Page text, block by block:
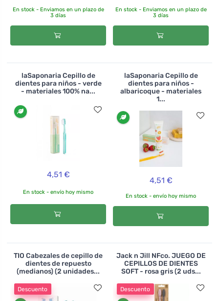
En stock - Enviamos en un plazo de
3 días
En stock - Enviamos en un plazo de
3 días
laSaponaria Cepillo de
dientes para niños - verde
- materiales 100% na...
4,51 €
En stock - envío hoy mismo
laSaponaria Cepillo de
dientes para niños -
albaricoque - materiales
1...
4,51 €
En stock - envío hoy mismo
TIO Cabezales de cepillo de
dientes de repuesto
(medianos) (2 unidades...
Descuento
Jack n Jill NFco. JUEGO DE
CEPILLOS DE DIENTES
SOFT - rosa gris (2 uds...
Descuento